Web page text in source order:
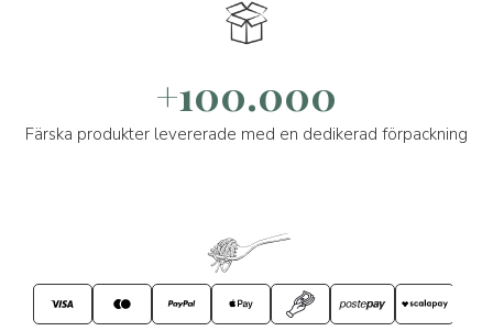
+100.000
Färska produkter levererade med en dedikerad förpackning